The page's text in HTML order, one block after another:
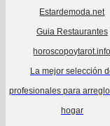
Estardemoda.net
Guia Restaurantes
horoscopoytarot.info
La mejor selección
profesionales para
hogar